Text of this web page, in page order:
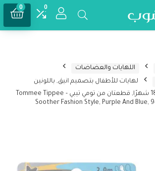
0
0
اللهايات والعضاضات
لهايات للأطفال بتصميم انيق, باللونين
البنفسجي والأزرق, 9-18 شهرًا, قطعتان من تومي تيبي – Tommee Tippee
Soother Fashion Style, Purple And Blue,